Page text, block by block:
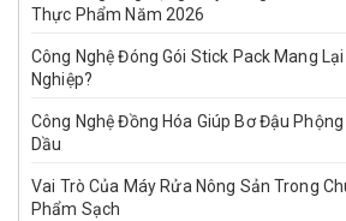
Thực Phẩm Năm 2026
Công Nghệ Đóng Gói Stick Pack Mang Lại
Nghiệp?
Công Nghệ Đồng Hóa Giúp Bơ Đậu
Dầu
Vai Trò Của Máy Rửa Nông Sản Trong
Phẩm Sạch